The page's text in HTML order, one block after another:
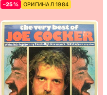
–25% ОРИГИНАЛ 1984